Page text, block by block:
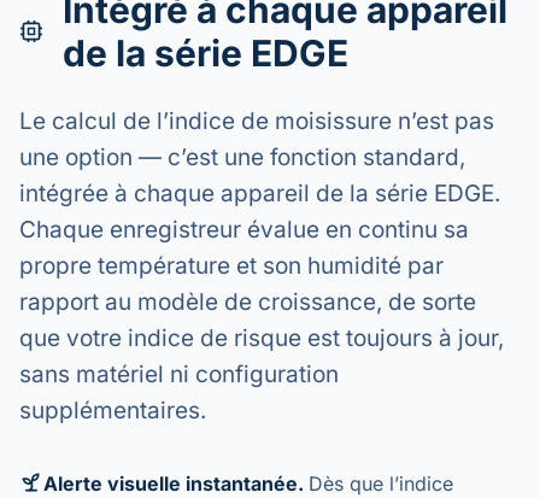
Intégré à chaque appareil
de la série EDGE
Le calcul de l’indice de moisissure n’est pas
une option — c’est une fonction standard,
intégrée à chaque appareil de la série EDGE.
Chaque enregistreur évalue en continu sa
propre température et son humidité par
rapport au modèle de croissance, de sorte
que votre indice de risque est toujours à jour,
sans matériel ni configuration
supplémentaires.
Alerte visuelle instantanée. Dès que l’indice